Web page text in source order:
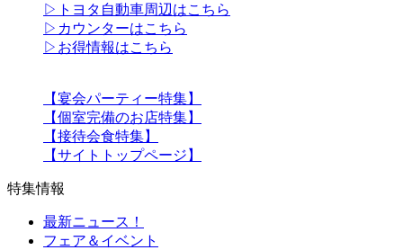
▷トヨタ自動車周辺はこちら
▷カウンターはこちら
▷お得情報はこちら
【宴会パーティー特集】
【個室完備のお店特集】
【接待会食特集】
【サイトトップページ】
特集情報
最新ニュース！
フェア＆イベント